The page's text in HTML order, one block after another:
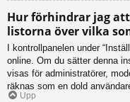
Hur förhindrar jag
listorna över vilka
I kontrollpanelen under
online. Om du sätter denna
visas för administratörer,
räknas som en dold
Upp